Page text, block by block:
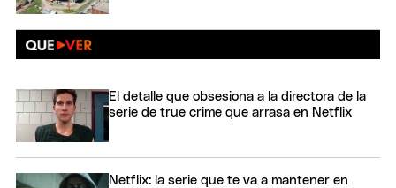
El detalle que obsesiona a la directora de la
serie de true crime que arrasa en Netflix
Netflix: la serie que te va a mantener en